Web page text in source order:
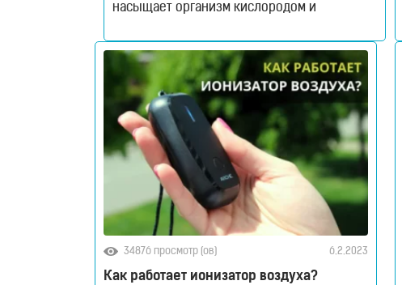
Генераторы
водородной
насыщает организм кислородом и
органов и систем. Ионизация воздуха: что
это и для чего нужно? Разбираемся в новом
материале! Все мы знаем прописную
истину: чтобы жить, человеку нужно
дышать. Воздух, которым мы дышим
проникает в каждую клетку
34876 просмотр (ов) 6.2.2023
Как работает ионизатор воздуха?